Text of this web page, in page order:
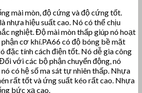
mài mòn, độ cứng và độ cứng tốt.
nhựa hiệu suất cao. Nó có thể chịu
nghiệt. Độ mài mòn thấp giúp nó hoạt
cơ khí.PA66 có độ bóng bề mặt
đặc tính cách điện tốt. Nó dễ gia công
với các bộ phận chuyển động, nó
có hệ số ma sát tự nhiên thấp. Nhựa
rất tốt và ứng suất kéo rất cao. Nhựa
bức xạ cao.